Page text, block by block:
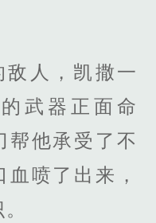
人，凯撒一
武器正面命
帮他承受了不
喷了出来，